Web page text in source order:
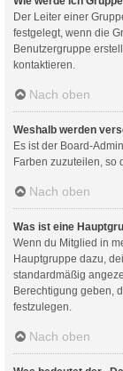
Der Leiter einer
festgelegt, wenn die
Benutzergruppe
kontaktieren.
Nach oben
Weshalb werden
Es ist der Board-
Farben zuzuteilen, so
Nach oben
Was ist eine
Wenn du Mitglied in
Hauptgruppe dazu,
standardmäßig
Berechtigung geben,
festzulegen.
Nach oben